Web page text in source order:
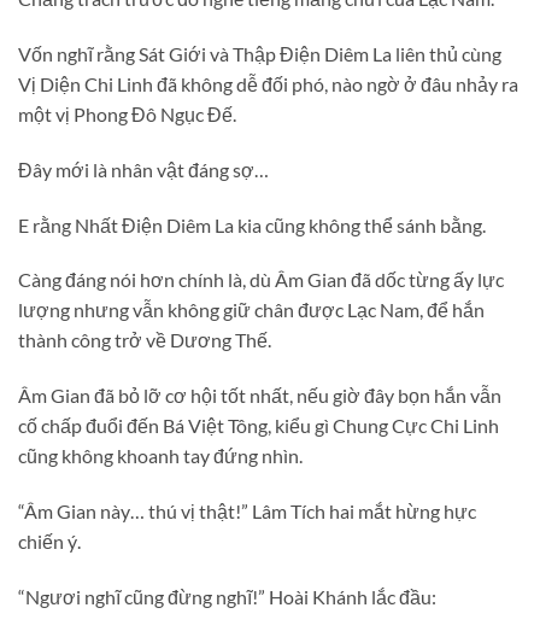
Vốn nghĩ rằng Sát Giới và Thập Điện Diêm La liên thủ cùng
Vị Diện Chi Linh đã không dễ đối phó, nào ngờ ở đâu nhảy ra
một vị Phong Đô Ngục Đế.
Đây mới là nhân vật đáng sợ…
E rằng Nhất Điện Diêm La kia cũng không thể sánh bằng.
Càng đáng nói hơn chính là, dù Âm Gian đã dốc từng ấy lực
lượng nhưng vẫn không giữ chân được Lạc Nam, để hắn
thành công trở về Dương Thế.
Âm Gian đã bỏ lỡ cơ hội tốt nhất, nếu giờ đây bọn hắn vẫn
cố chấp đuổi đến Bá Việt Tông, kiểu gì Chung Cực Chi Linh
cũng không khoanh tay đứng nhìn.
“Âm Gian này… thú vị thật!” Lâm Tích hai mắt hừng hực
chiến ý.
“Ngươi nghĩ cũng đừng nghĩ!” Hoài Khánh lắc đầu: